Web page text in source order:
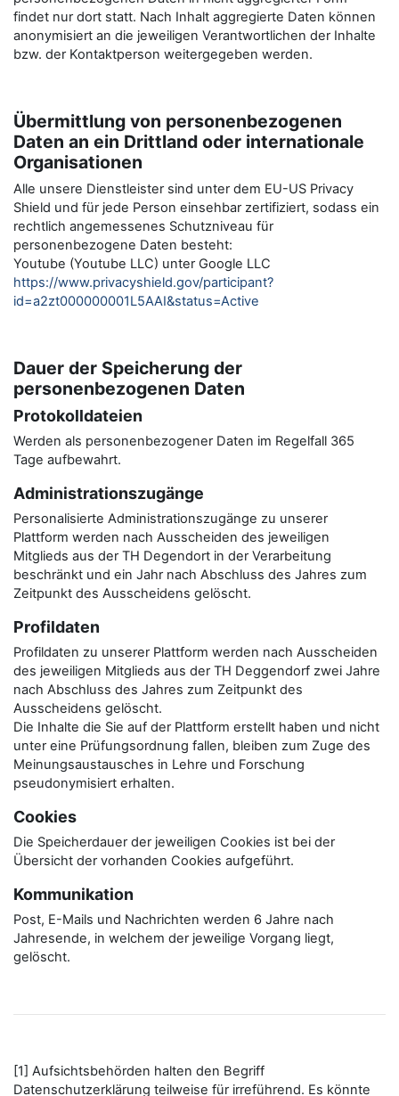
findet nur dort statt. Nach Inhalt aggregierte Daten können
anonymisiert an die jeweiligen Verantwortlichen der Inhalte
bzw. der Kontaktperson weitergegeben werden.
Übermittlung von personenbezogenen
Daten an ein Drittland oder internationale
Organisationen
Alle unsere Dienstleister sind unter dem EU-US Privacy
Shield und für jede Person einsehbar zertifiziert, sodass ein
rechtlich angemessenes Schutzniveau für
personenbezogene Daten besteht:
Youtube (Youtube LLC) unter Google LLC
https://www.privacyshield.gov/participant?
id=a2zt000000001L5AAI&status=Active
Dauer der Speicherung der
personenbezogenen Daten
Protokolldateien
Werden als personenbezogener Daten im Regelfall 365
Tage aufbewahrt.
Administrationszugänge
Personalisierte Administrationszugänge zu unserer
Plattform werden nach Ausscheiden des jeweiligen
Mitglieds aus der TH Degendort in der Verarbeitung
beschränkt und ein Jahr nach Abschluss des Jahres zum
Zeitpunkt des Ausscheidens gelöscht.
Profildaten
Profildaten zu unserer Plattform werden nach Ausscheiden
des jeweiligen Mitglieds aus der TH Deggendorf zwei Jahre
nach Abschluss des Jahres zum Zeitpunkt des
Ausscheidens gelöscht.
Die Inhalte die Sie auf der Plattform erstellt haben und nicht
unter eine Prüfungsordnung fallen, bleiben zum Zuge des
Meinungsaustausches in Lehre und Forschung
pseudonymisiert erhalten.
Cookies
Die Speicherdauer der jeweiligen Cookies ist bei der
Übersicht der vorhanden Cookies aufgeführt.
Kommunikation
Post, E-Mails und Nachrichten werden 6 Jahre nach
Jahresende, in welchem der jeweilige Vorgang liegt,
gelöscht.
[1] Aufsichtsbehörden halten den Begriff
Datenschutzerklärung teilweise für irreführend. Es könnte